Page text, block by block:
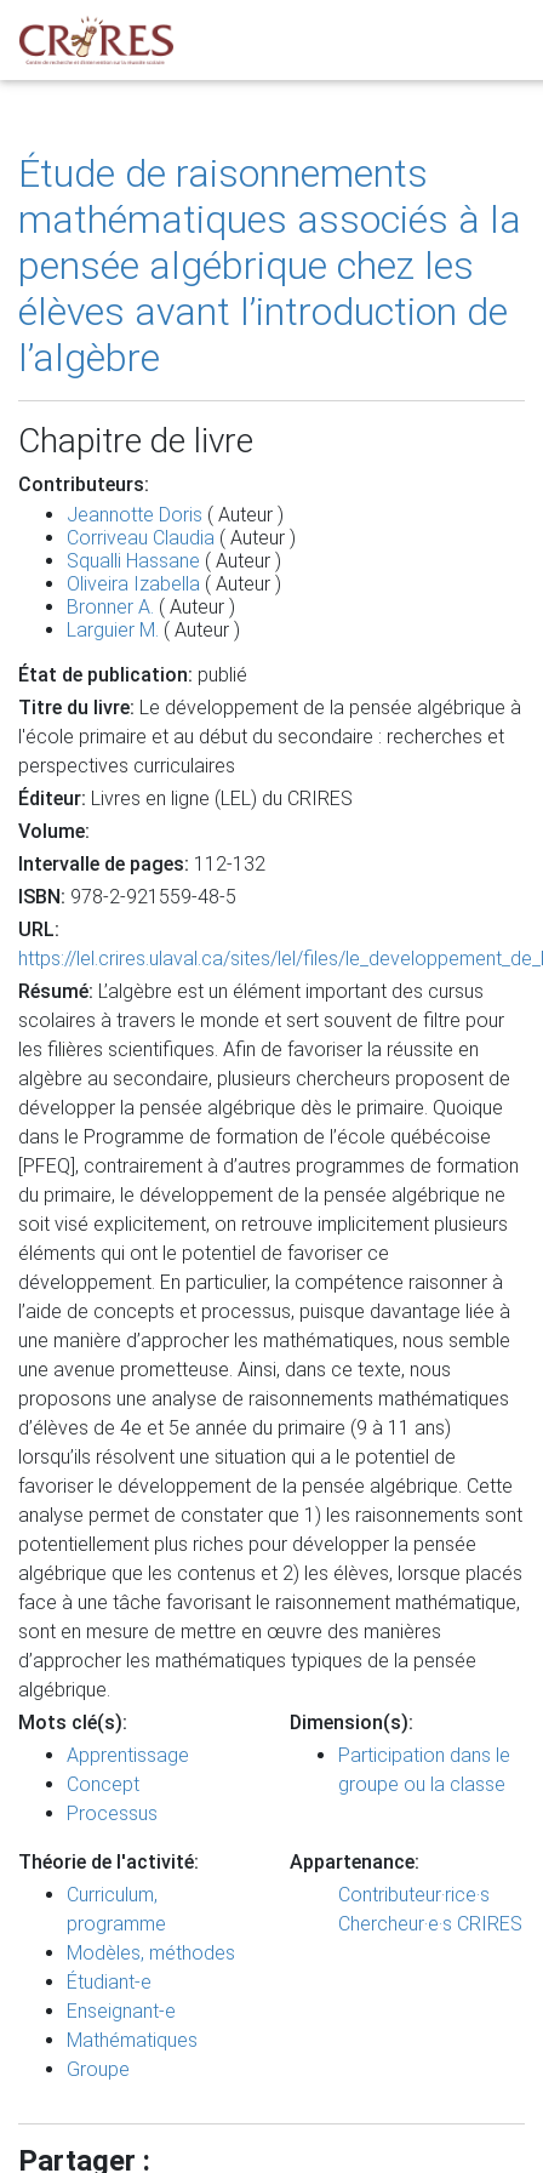
Étude de raisonnements
mathématiques associés à la
pensée algébrique chez les
élèves avant l’introduction de
l’algèbre
Chapitre de livre
Contributeurs:
Jeannotte Doris ( Auteur )
Corriveau Claudia ( Auteur )
Squalli Hassane ( Auteur )
Oliveira Izabella ( Auteur )
Bronner A. ( Auteur )
Larguier M. ( Auteur )
État de publication: publié
Titre du livre: Le développement de la pensée algébrique à
l'école primaire et au début du secondaire : recherches et
perspectives curriculaires
Éditeur: Livres en ligne (LEL) du CRIRES
Volume:
Intervalle de pages: 112-132
ISBN: 978-2-921559-48-5
URL:
https://lel.crires.ulaval.ca/sites/lel/files/
Résumé: L’algèbre est un élément important des cursus
scolaires à travers le monde et sert souvent de filtre pour
les filières scientifiques. Afin de favoriser la réussite en
algèbre au secondaire, plusieurs chercheurs proposent de
développer la pensée algébrique dès le primaire. Quoique
dans le Programme de formation de l’école québécoise
[PFEQ], contrairement à d’autres programmes de formation
du primaire, le développement de la pensée algébrique ne
soit visé explicitement, on retrouve implicitement plusieurs
éléments qui ont le potentiel de favoriser ce
développement. En particulier, la compétence raisonner à
l’aide de concepts et processus, puisque davantage liée à
une manière d’approcher les mathématiques, nous semble
une avenue prometteuse. Ainsi, dans ce texte, nous
proposons une analyse de raisonnements mathématiques
d’élèves de 4e et 5e année du primaire (9 à 11 ans)
lorsqu’ils résolvent une situation qui a le potentiel de
favoriser le développement de la pensée algébrique. Cette
analyse permet de constater que 1) les raisonnements sont
potentiellement plus riches pour développer la pensée
algébrique que les contenus et 2) les élèves, lorsque placés
face à une tâche favorisant le raisonnement mathématique,
sont en mesure de mettre en œuvre des manières
d’approcher les mathématiques typiques de la pensée
algébrique.
Mots clé(s):
Apprentissage
Concept
Processus
Dimension(s):
Participation dans le
groupe ou la classe
Théorie de l'activité:
Curriculum,
programme
Modèles, méthodes
Étudiant-e
Enseignant-e
Mathématiques
Groupe
Appartenance:
Contributeur·rice·s
Chercheur·e·s CRIRES
Partager :